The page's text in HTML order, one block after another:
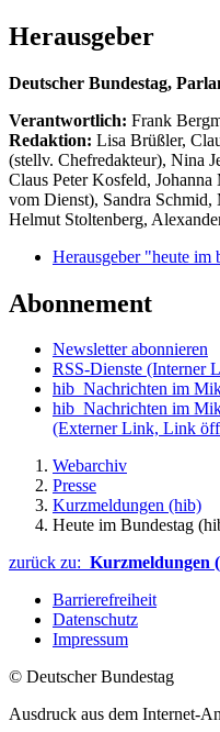
Herausgeber
Deutscher Bundestag,
Verantwortlich: Frank
Redaktion: Lisa Brüßler,
(stellv. Chefredakteur), Nina
Claus Peter Kosfeld,
vom Dienst), Sandra
Helmut Stoltenberg,
Herausgeber "heute im
Abonnement
Newsletter abonnieren
RSS-Dienste (Interner
hib_Nachrichten im
hib_Nachrichten im
(Externer Link, Link
Webarchiv
Presse
Kurzmeldungen (hib)
Heute im Bundestag
zurück zu: Kurzmeldungen
Barrierefreiheit
Datenschutz
Impressum
© Deutscher Bundestag
Ausdruck aus dem Internet-